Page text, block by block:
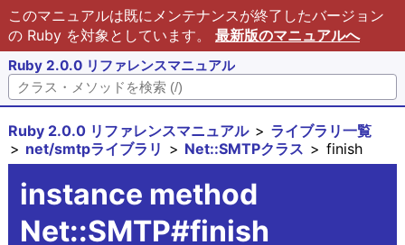
このマニュアルは既にメンテナンスが終了したバージョン
の Ruby を対象としています。 最新版のマニュアルへ
Ruby 2.0.0 リファレンスマニュアル
Ruby 2.0.0 リファレンスマニュアル
ライブラリ一覧
net/smtpライブラリ
Net::SMTPクラス finish
instance method
Net::SMTP#finish